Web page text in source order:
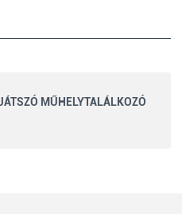
MŰHELYTALÁLKOZÓ